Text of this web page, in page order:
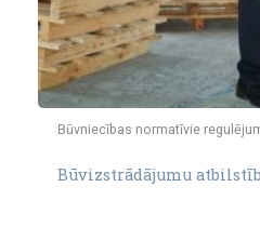
Būvniecības normatīvie
Būvizstrādājumu